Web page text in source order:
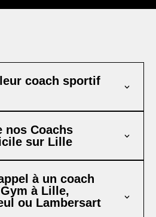
coach sportif
nos Coachs
sur Lille
à un coach
à Lille,
ou Lambersart